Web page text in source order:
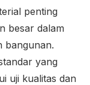
penting
besar dalam
bangunan.
yang
uji kualitas dan